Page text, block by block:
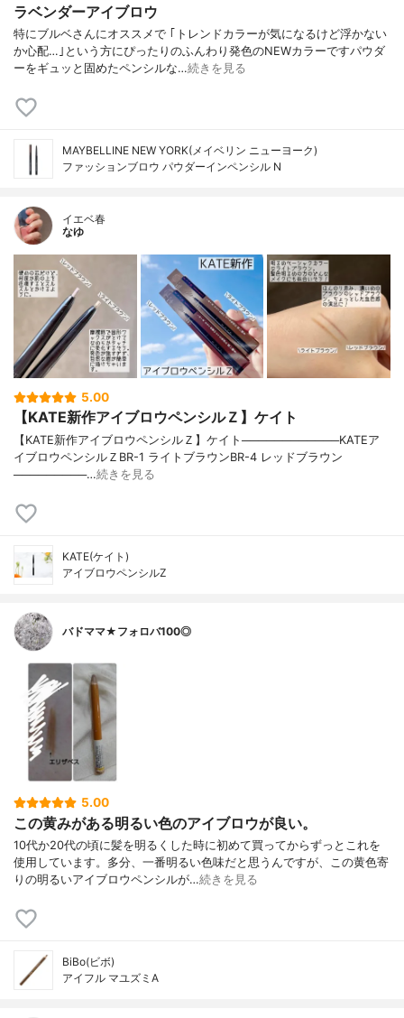
ラベンダーアイブロウ
特にブルベさんにオススメで ｢トレンドカラーが気になるけど浮かない
か心配…｣という方にぴったりのふんわり発色のNEWカラーですパウダ
ーをギュッと固めたペンシルな…続きを見る
MAYBELLINE NEW YORK(メイベリン ニューヨーク)
ファッションブロウ パウダーイン​ペンシル N
イエベ春
なゆ
5.00
【KATE新作アイブロウペンシルＺ】ケイト
【KATE新作アイブロウペンシルＺ】ケイト────────────KATEア
イブロウペンシルＺBR-1 ライトブラウンBR-4 レッドブラウン
─────────…続きを見る
KATE(ケイト)
アイブロウペンシルZ
バドママ★フォロバ100◎
5.00
この黄みがある明るい色のアイブロウが良い。
10代か20代の頃に髪を明るくした時に初めて買ってからずっとこれを
使用しています。多分、一番明るい色味だと思うんですが、この黄色寄
りの明るいアイブロウペンシルが…続きを見る
BiBo(ビボ)
アイフル マユズミA